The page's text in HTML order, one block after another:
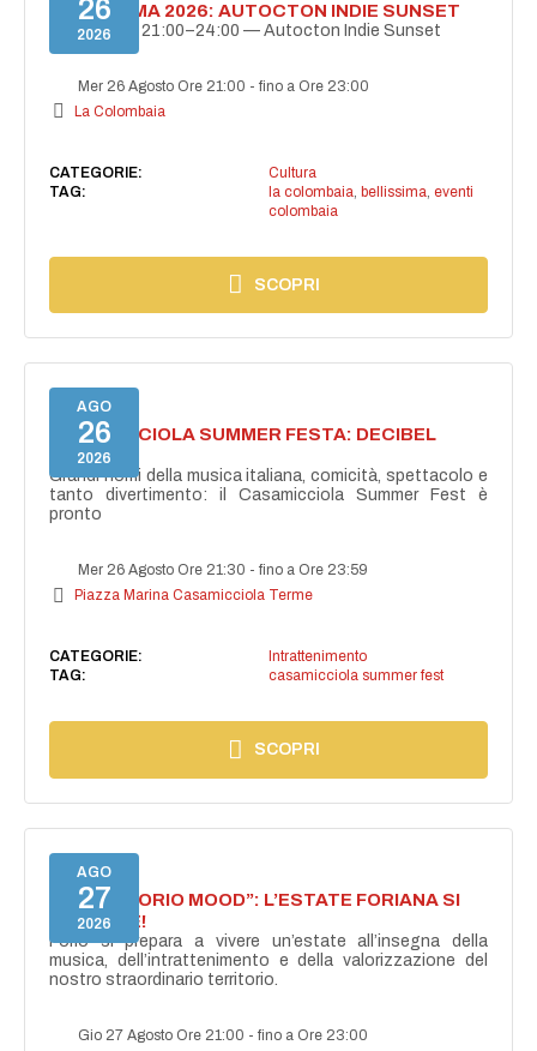
26
2026
BELLISSIMA 2026: AUTOCTON INDIE SUNSET
26 agosto | 21:00–24:00 — Autocton Indie Sunset
Mer 26 Agosto Ore 21:00 -fino a Ore 23:00
La Colombaia
CATEGORIE:
Cultura
TAG:
la colombaia bellissima eventi
colombaia
SCOPRI
AGO
26
2026
CASAMICCIOLA SUMMER FESTA: DECIBEL
BELLINI
Grandi nomi della musica italiana, comicità, spettacolo e
tanto divertimento: il Casamicciola Summer Fest è
pronto
Mer 26 Agosto Ore 21:30 -fino a Ore 23:59
Piazza Marina Casamicciola Terme
CATEGORIE:
Intrattenimento
TAG:
casamicciola summer fest
SCOPRI
AGO
27
2026
NASCE “FORIO MOOD”: L’ESTATE FORIANA SI
ACCENDE!
Forio si prepara a vivere un’estate all’insegna della
musica, dell’intrattenimento e della valorizzazione del
nostro straordinario territorio.
Gio 27 Agosto Ore 21:00 -fino a Ore 23:00